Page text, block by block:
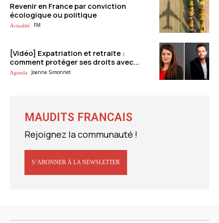
Revenir en France par conviction
écologique ou politique
Actualité FM
[Vidéo] Expatriation et retraite :
comment protéger ses droits avec...
Agenda Joanna Simonnet
MAUDITS FRANCAIS
Rejoignez la communauté !
S’ABONNER À LA NEWSLETTER